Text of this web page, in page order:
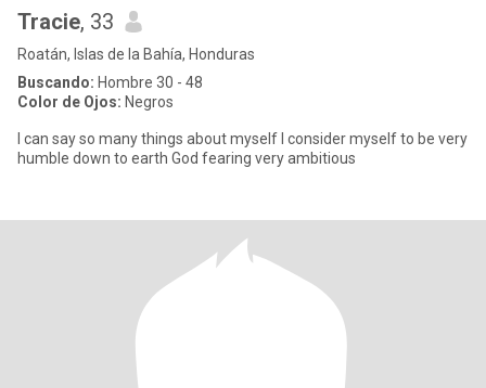
Tracie, 33
Roatán, Islas de la Bahía, Honduras
Buscando: Hombre 30 - 48
Color de Ojos: Negros
I can say so many things about myself I consider myself to be very
humble down to earth God fearing very ambitious